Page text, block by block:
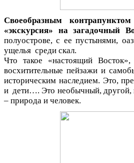
Своеобразным
«экскурсия» на загадочный
полуострове, с ее пустынями,
ущелья среди скал.
Что такое «настоящий
восхитительные пейзажи и
историческим наследием. Это,
и дети…. Это необычный, другой,
– природа и человек.